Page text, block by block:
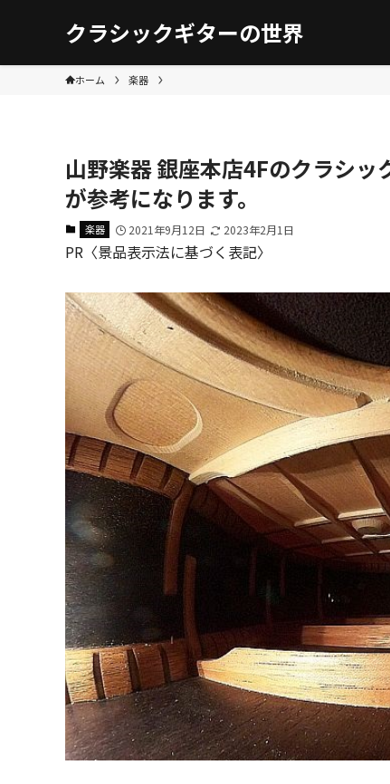
クラシックギターの世界
ホーム 楽器
山野楽器 銀座本店4Fのクラシッ
が参考になります。
楽器 2021年9月12日 2023年2月1日
PR〈景品表示法に基づく表記〉